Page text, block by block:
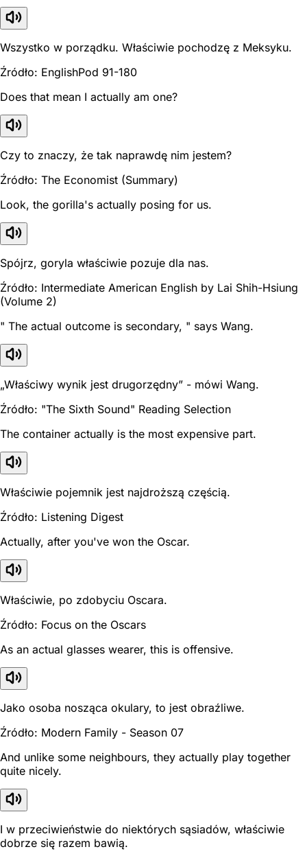
Wszystko w porządku. Właściwie pochodzę z Meksyku.
Źródło: EnglishPod 91-180
Does that mean I actually am one?
Czy to znaczy, że tak naprawdę nim jestem?
Źródło: The Economist (Summary)
Look, the gorilla's actually posing for us.
Spójrz, goryla właściwie pozuje dla nas.
Źródło: Intermediate American English by Lai Shih-Hsiung
(Volume 2)
" The actual outcome is secondary, " says Wang.
„Właściwy wynik jest drugorzędny” - mówi Wang.
Źródło: "The Sixth Sound" Reading Selection
The container actually is the most expensive part.
Właściwie pojemnik jest najdroższą częścią.
Źródło: Listening Digest
Actually, after you've won the Oscar.
Właściwie, po zdobyciu Oscara.
Źródło: Focus on the Oscars
As an actual glasses wearer, this is offensive.
Jako osoba nosząca okulary, to jest obraźliwe.
Źródło: Modern Family - Season 07
And unlike some neighbours, they actually play together
quite nicely.
I w przeciwieństwie do niektórych sąsiadów, właściwie
dobrze się razem bawią.